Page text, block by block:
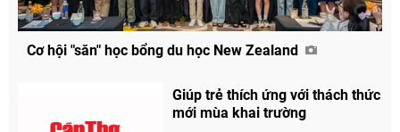
Cơ hội "săn" học bổng du học New Zealand
Giúp trẻ thích ứng với thách thức
mới mùa khai trường